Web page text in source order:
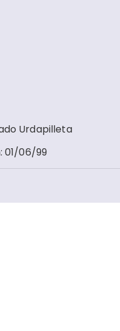
Urdapilleta
: 01/06/99